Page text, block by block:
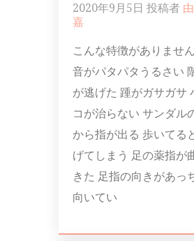
2020年9月5日 投稿者
嘉
こんな特徴がありませ
音がパタパタうるさい
が逃げた 踵がガサガサ
コが治らない サンダル
から指が出る 歩いてる
げてしまう 足の薬指が
きた 足指の向きがあっ
向いてい